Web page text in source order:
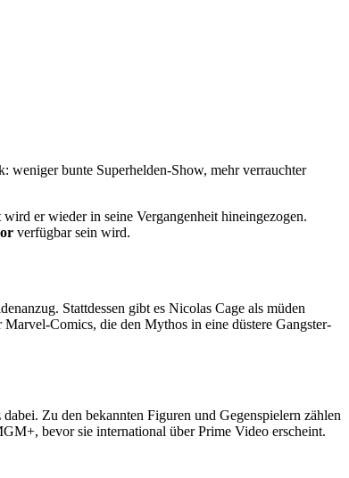
weniger bunte Superhelden-Show, mehr verrauchter
er wieder in seine Vergangenheit hineingezogen.
verfügbar sein wird.
Stattdessen gibt es Nicolas Cage als müden
Comics, die den Mythos in eine düstere Gangster-
dabei. Zu den bekannten Figuren und Gegenspielern zählen
bevor sie international über Prime Video erscheint.